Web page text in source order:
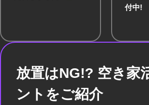
付中!
放置はNG!? 空き家
ントをご紹介